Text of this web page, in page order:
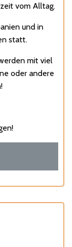
vom Alltag.
und in
statt.
mit viel
oder andere